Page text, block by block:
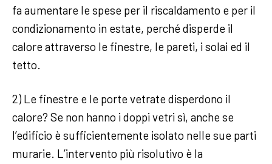
fa aumentare le spese per il riscaldamento e per il
condizionamento in estate, perché disperde il
calore attraverso le finestre, le pareti, i solai ed il
tetto.
2) Le finestre e le porte vetrate disperdono il
calore? Se non hanno i doppi vetri sì, anche se
l’edificio è sufficientemente isolato nelle sue parti
murarie. L’intervento più risolutivo è la